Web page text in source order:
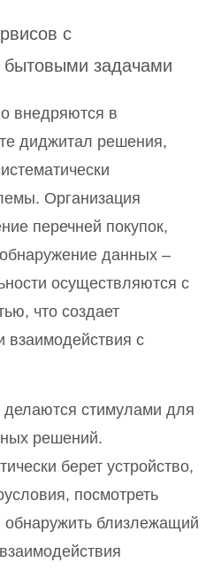
с
бытовыми задачами
внедряются в
диджитал решения,
Организация
перечней покупок,
данных –
осуществляются с
что создает
взаимодействия с
стимулами для
решений.
берет устройство,
посмотреть
близлежащий